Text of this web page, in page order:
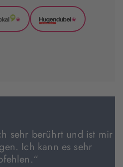
GenialLokal
*
Hugendubel
*
sehr berührt und ist mir
Ich kann es sehr